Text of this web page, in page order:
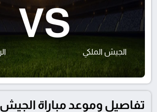
الجيش الملكي
VS
تفاصيل وموعد مباراة الجيش